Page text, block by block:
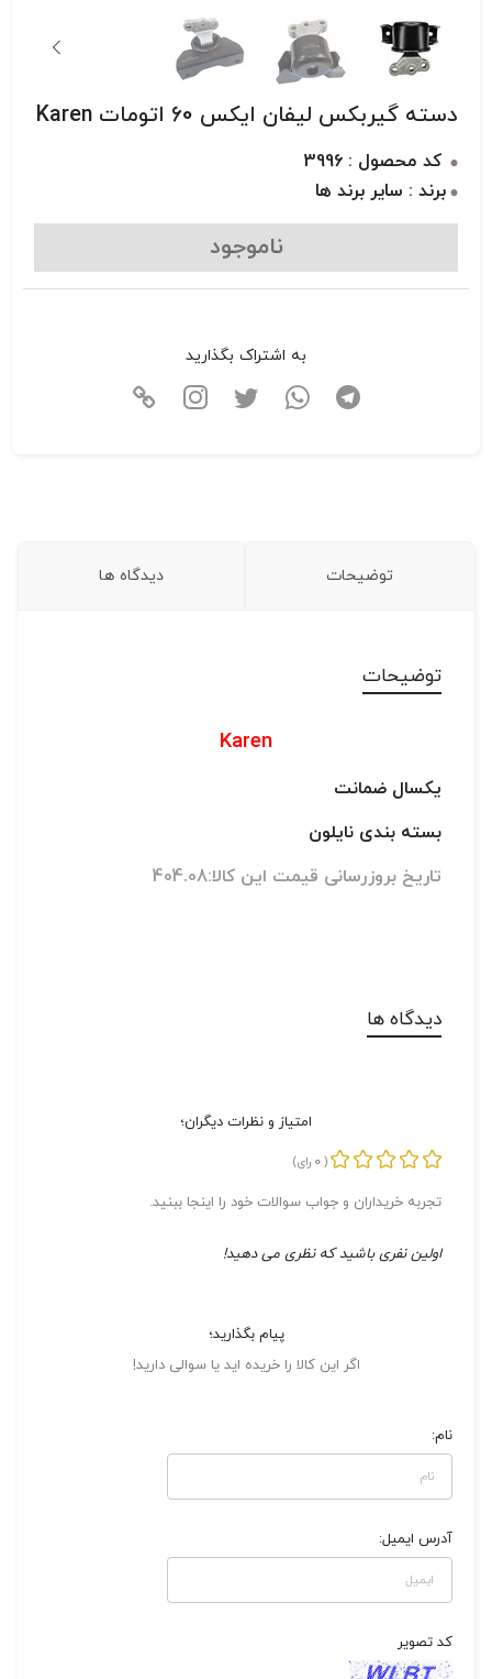
دسته گیربکس لیفان ایکس 60 اتومات Karen
کد محصول : 3996
برند : سایر برند ها
ناموجود
به اشتراک بگذارید
توضیحات دیدگاه ها
توضیحات
Karen
یکسال ضمانت
بسته بندی نایلون
تاریخ بروزرسانی قیمت این کالا:404.08
دیدگاه ها
امتیاز و نظرات دیگران؛
(
0 رای)
تجربه خریداران و جواب سوالات خود را اینجا ببنید.
اولین نفری باشید که نظری می دهید!
پیام بگذارید؛
اگر این کالا را خریده اید یا سوالی دارید!
نام:
آدرس ایمیل:
کد تصویر